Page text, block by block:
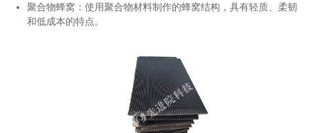
聚合物蜂窝：使用聚合物材料制作的蜂窝结构，具有轻质、柔韧
和低成本的特点。